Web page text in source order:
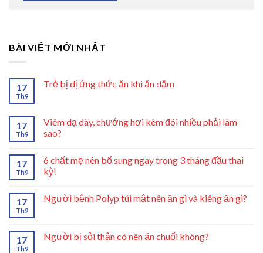
BÀI VIẾT MỚI NHẤT
17
Th9
Trẻ bị dị ứng thức ăn khi ăn dặm
17
Th9
Viêm dạ dày, chướng hơi kèm đói nhiều phải làm
sao?
17
Th9
6 chất mẹ nên bổ sung ngay trong 3 tháng đầu thai
kỳ!
17
Th9
Người bệnh Polyp túi mật nên ăn gì và kiêng ăn gì?
17
Th9
Người bị sỏi thận có nên ăn chuối không?